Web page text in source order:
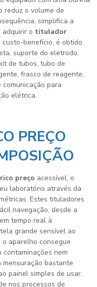
reduz o volume de
simplifica a
adquirir o titulador
custo-benefício, é obtido
suporte do eletrodo,
de tubos, tubo de
frasco de reagente,
para
elétrica.
PREÇO
preço acessível, o
laboratório através da
Estes tituladores
navegação, desde a
tempo real à
grande sensível ao
aparelho consegue
nem
mensuração bastante
painel simples de usar.
nos processos de